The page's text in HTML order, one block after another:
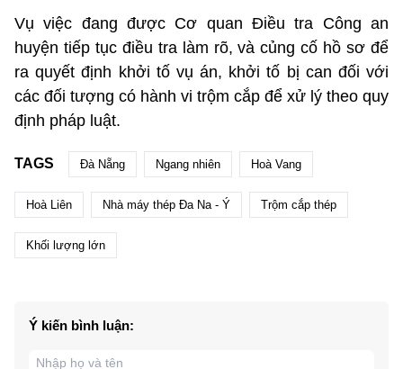
Vụ việc đang được Cơ quan Điều tra Công an
huyện tiếp tục điều tra làm rõ, và củng cố hồ sơ để
ra quyết định khởi tố vụ án, khởi tố bị can đối với
các đối tượng có hành vi trộm cắp để xử lý theo quy
định pháp luật.
TAGS Đà Nẵng Ngang nhiên Hoà Vang
Hoà Liên Nhà máy thép Đa Na - Ý Trộm cắp thép
Khối lượng lớn
Ý kiến bình luận: